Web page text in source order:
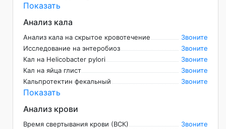
Показать
Анализ кала
Анализ кала на скрытое кровотечение
Звоните
Исследование на энтеробиоз
Звоните
Кал на Helicobасter pylori
Звоните
Кал на яйца глист
Звоните
Кальпротектин фекальный
Звоните
Показать
Анализ крови
Время свертывания крови (ВСК)
Звоните